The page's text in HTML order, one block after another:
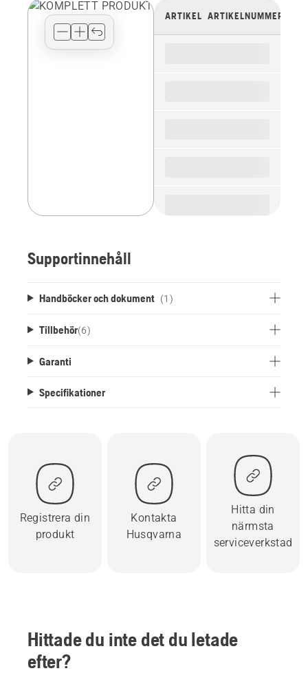
view
ARTIKEL ARTIKELNUMMER
Supportinnehåll
Handböcker och dokument (1)
Tillbehör(6)
Garanti
Specifikationer
Registrera din
produkt
Kontakta
Husqvarna
Hitta din
närmsta
serviceverkstad
Hittade du inte det du letade
efter?